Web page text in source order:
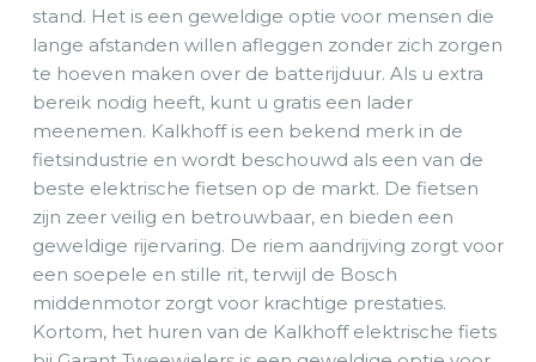
stand. Het is een geweldige optie voor mensen die
lange afstanden willen afleggen zonder zich zorgen
te hoeven maken over de batterijduur. Als u extra
bereik nodig heeft, kunt u gratis een lader
meenemen. Kalkhoff is een bekend merk in de
fietsindustrie en wordt beschouwd als een van de
beste elektrische fietsen op de markt. De fietsen
zijn zeer veilig en betrouwbaar, en bieden een
geweldige rijervaring. De riem aandrijving zorgt voor
een soepele en stille rit, terwijl de Bosch
middenmotor zorgt voor krachtige prestaties.
Kortom, het huren van de Kalkhoff elektrische fiets